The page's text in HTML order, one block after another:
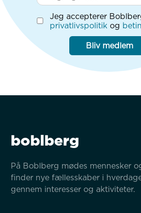
Jeg accepterer
privatlivspolitik og
Bliv medlem
boblberg
På Boblberg mødes mennesker
finder nye fællesskaber i
gennem interesser og aktiviteter.